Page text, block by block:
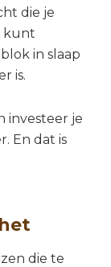
die je
kunt
in slaap
is.
investeer je
En dat is
die te